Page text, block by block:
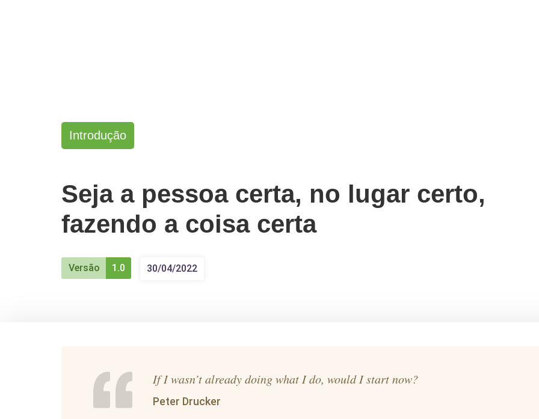
Introdução
Seja a pessoa certa, no lugar certo,
fazendo a coisa certa
Versão 1.0 30/04/2022
If I wasn’t already doing what I do, would I start now?
Peter Drucker